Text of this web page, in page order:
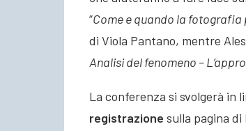
“Come e quando la
di Viola Pantano, mentre
Analisi del fenomeno –
La conferenza si svolgerà in
registrazione sulla pagina